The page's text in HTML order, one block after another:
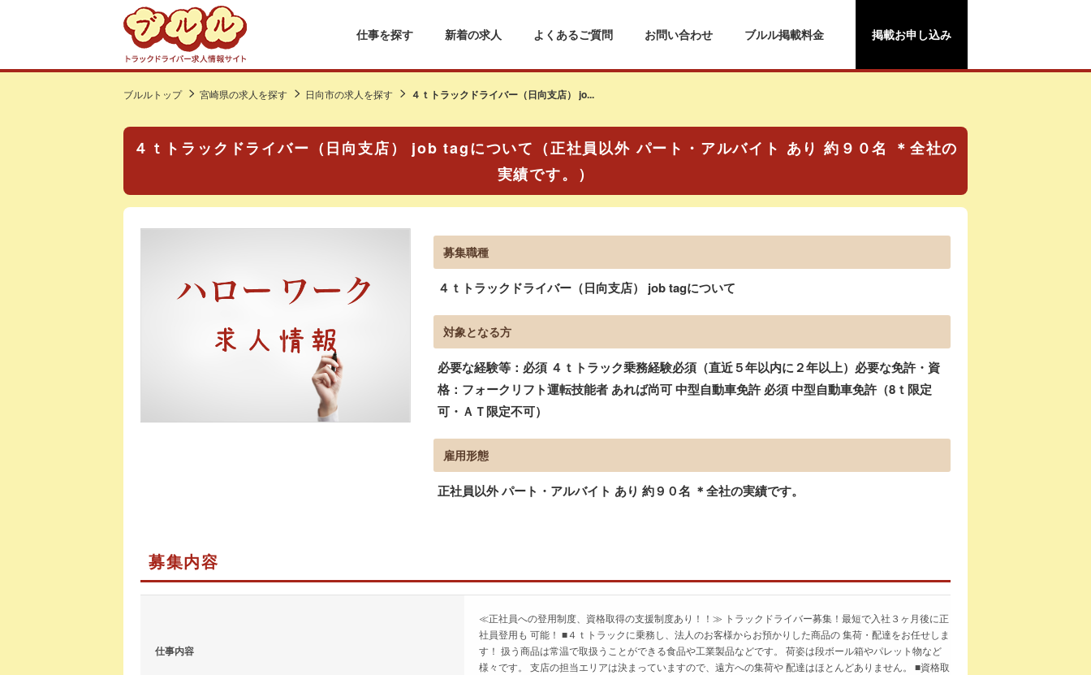
仕事を探す 新着の求人 よくあるご質問 お問い合わせ ブルル掲載料金 掲載お申し込み
ブルルトップ 宮崎県の求人を探す 日向市の求人を探す ４ｔトラックドライバー（日向支店） jo...
４ｔトラックドライバー（日向支店） job tagについて（正社員以外 パート・アルバイト あり 約９０名 ＊全社の
実績です。）
募集職種
４ｔトラックドライバー（日向支店） job tagについて
対象となる方
必要な経験等：必須 ４ｔトラック乗務経験必須（直近５年以内に２年以上）必要な免許・資
格：フォークリフト運転技能者 あれば尚可 中型自動車免許 必須 中型自動車免許（8ｔ限定
可・ＡＴ限定不可）
雇用形態
正社員以外 パート・アルバイト あり 約９０名 ＊全社の実績です。
募集内容
仕事内容
≪正社員への登用制度、資格取得の支援制度あり！！≫ トラックドライバー募集！最短で入社３ヶ月後に正
社員登用も 可能！ ■４ｔトラックに乗務し、法人のお客様からお預かりした商品の 集荷・配達をお任せしま
す！ 扱う商品は常温で取扱うことができる食品や工業製品などです。 荷姿は段ボール箱やパレット物など
様々です。 支店の担当エリアは決まっていますので、遠方への集荷や 配達はほとんどありません。 ■資格取